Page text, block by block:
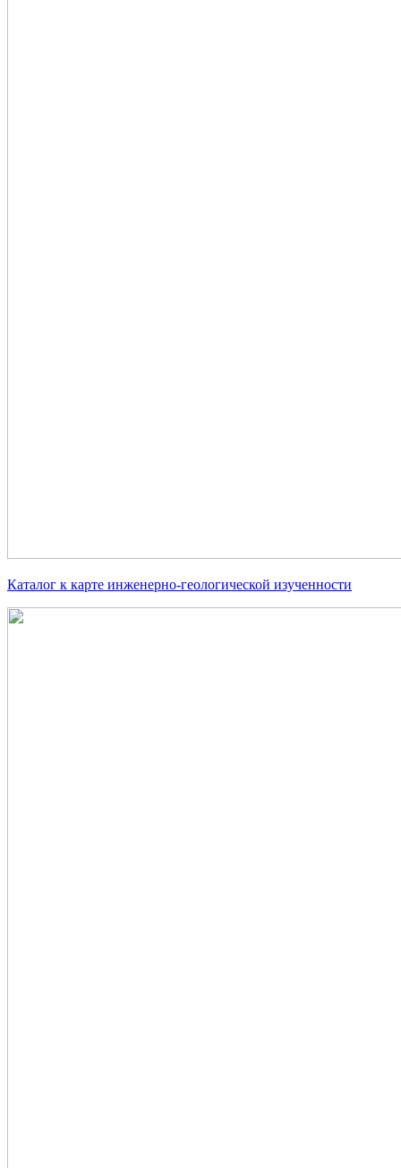
Каталог к карте инженерно-геологической изученности